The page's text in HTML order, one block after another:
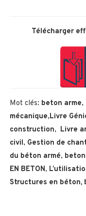
Télécharger
Mot clés: beton arme,
mécanique,Livre
construction, Livre
civil, Gestion de
du béton armé,
EN BETON,
Structures en béton,